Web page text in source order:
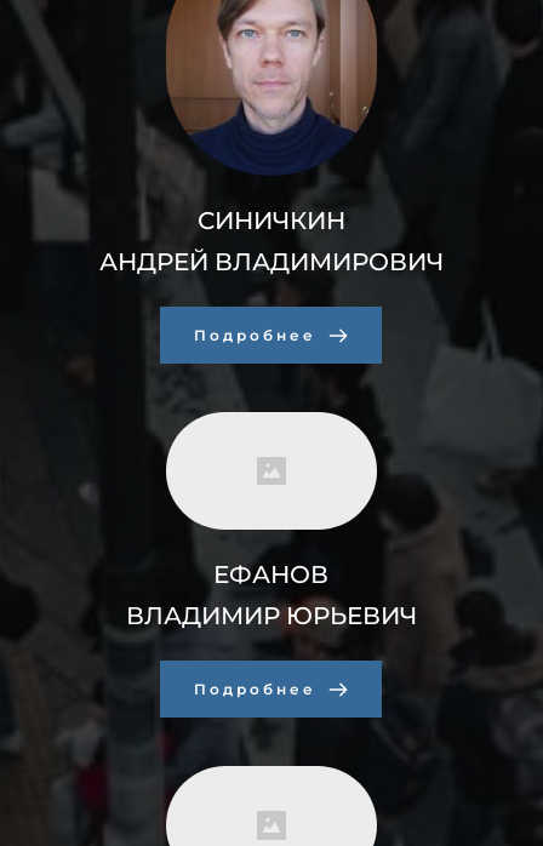
СИНИЧКИН
АНДРЕЙ ВЛАДИМИРОВИЧ
Подробнее
ЕФАНОВ
ВЛАДИМИР ЮРЬЕВИЧ
Подробнее